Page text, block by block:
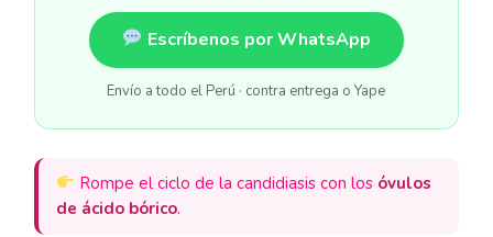
Escríbenos por WhatsApp
Envío a todo el Perú · contra entrega o Yape
Rompe el ciclo de la candidiasis con los óvulos
de ácido bórico.